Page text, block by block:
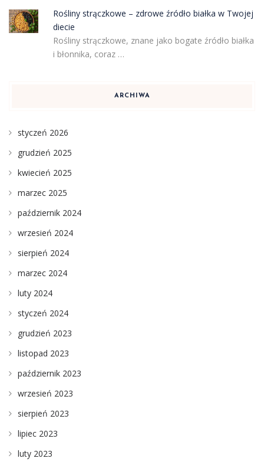
Rośliny strączkowe – zdrowe źródło białka w Twojej
diecie
Rośliny strączkowe, znane jako bogate źródło białka
i błonnika, coraz …
ARCHIWA
styczeń 2026
grudzień 2025
kwiecień 2025
marzec 2025
październik 2024
wrzesień 2024
sierpień 2024
marzec 2024
luty 2024
styczeń 2024
grudzień 2023
listopad 2023
październik 2023
wrzesień 2023
sierpień 2023
lipiec 2023
luty 2023